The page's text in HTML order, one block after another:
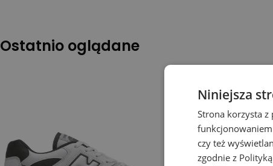
Ostatnio oglądane
Niniejsza
Strona korzysta
czy też
zgodnie z